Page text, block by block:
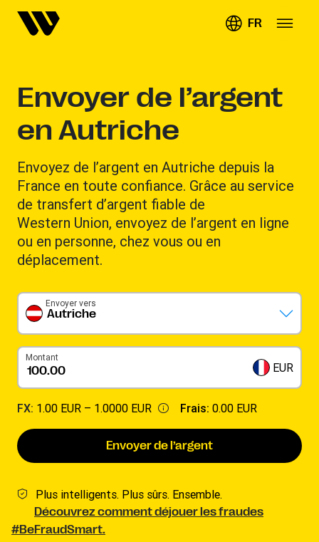
FR
Envoyer de l’argent
en Autriche
Envoyez de l’argent en Autriche depuis la
France en toute confiance. Grâce au service
de transfert d’argent fiable de
Western Union, envoyez de l’argent en ligne
ou en personne, chez vous ou en
déplacement.
Autriche
Envoyer vers
Montant
EUR
FX: 1.00 EUR – 1.0000 EUR Frais: 0.00 EUR
Envoyer de l’argent
Plus intelligents. Plus sûrs. Ensemble.
Découvrez comment déjouer les fraudes
#BeFraudSmart.